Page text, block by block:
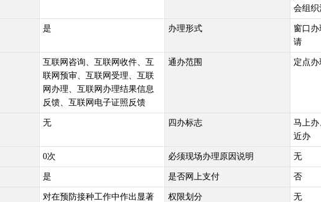
会组织
是 办理形式
窗口
请
互联网咨询、互联网收件、互
联网预审、互联网受理、互联
网办理、互联网办理结果信息
反馈、互联网电子证照反馈
通办范围 定点办
无 四办标志
马上
近办
0次 必须现场办理原因说明 无
是 是否网上支付 否
对在预防接种工作中作出显著
权限划分 无